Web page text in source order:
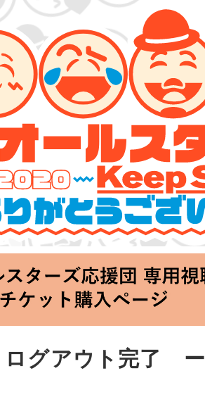
ブ 2020
とうございます!!～」
浜アリーナ
グアウト完了 ー